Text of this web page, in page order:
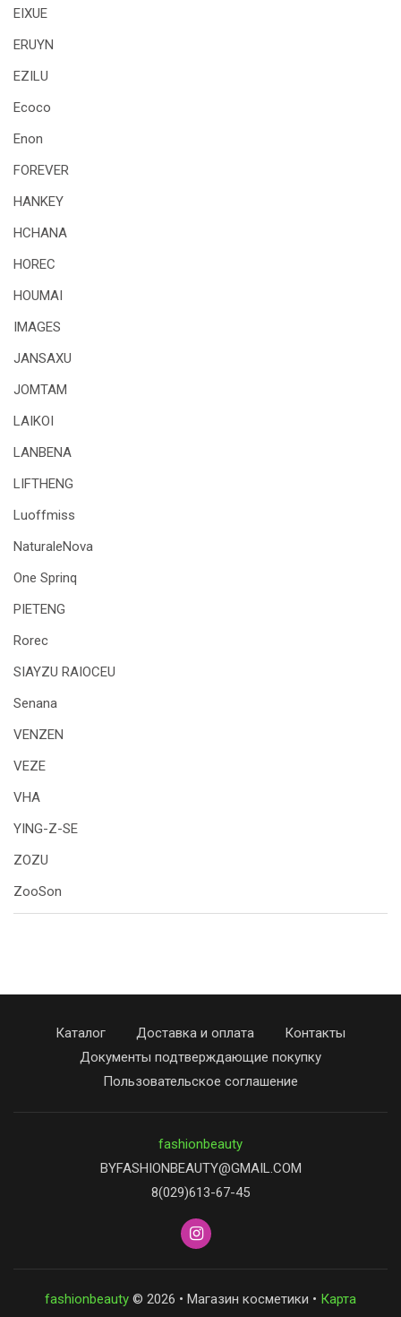
EIXUE
ERUYN
EZILU
Ecoco
Enon
FOREVER
HANKEY
HCHANA
HOREC
HOUMAI
IMAGES
JANSAXU
JOMTAM
LAIKOI
LANBENA
LIFTHENG
Luoffmiss
NaturaleNova
One Sprinq
PIETENG
Rorec
SIAYZU RAIOCEU
Senana
VENZEN
VEZE
VHA
YING-Z-SE
ZOZU
ZooSon
Каталог Доставка и оплата
Контакты
Документы подтверждающие покупку
Пользовательское соглашение
fashionbeauty
BYFASHIONBEAUTY@GMAIL.COM
8(029)613-67-45
fashionbeauty © 2026 • Магазин косметики • Карта